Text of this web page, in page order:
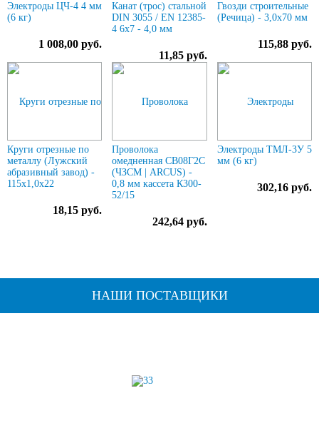
Электроды ЦЧ-4 4 мм
(6 кг)
1 008,00 руб.
Канат (трос) стальной
DIN 3055 / EN 12385-
4 6x7 - 4,0 мм
11,85 руб.
Гвозди строительные
(Речица) - 3,0х70 мм
115,88 руб.
Круги отрезные по
металлу (Лужский
абразивный завод) -
115х1,0х22
18,15 руб.
Проволока
омедненная СВ08Г2С
(ЧЗСМ | ARCUS) -
0,8 мм кассета К300-
52/15
242,64 руб.
Электроды ТМЛ-3У 5
мм (6 кг)
302,16 руб.
НАШИ ПОСТАВЩИКИ